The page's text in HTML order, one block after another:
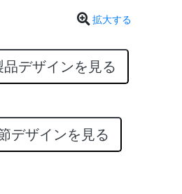
拡大する
デザインを見る
デザインを見る